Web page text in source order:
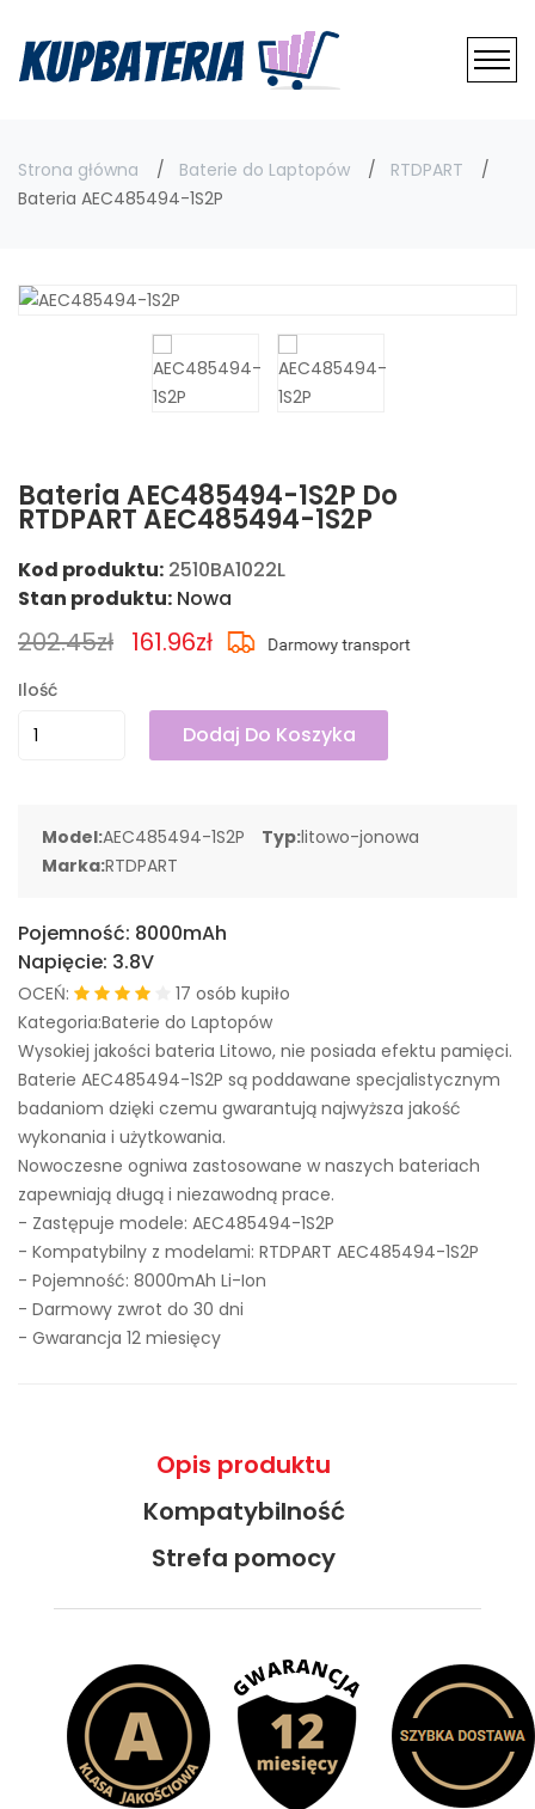
Strona główna Baterie do Laptopów
RTDPART
Bateria AEC485494-1S2P
Bateria AEC485494-1S2P Do
RTDPART AEC485494-1S2P
Kod produktu: 2510BA1022L
Stan produktu: Nowa
202.45zł 161.96zł
Ilość
Dodaj Do Koszyka
Model:AEC485494-1S2P Typ:litowo-jonowa
Marka:RTDPART
Pojemność: 8000mAh
Napięcie: 3.8V
OCEŃ:
17 osób kupiło
Kategoria:Baterie do Laptopów
Wysokiej jakości bateria Litowo, nie posiada efektu pamięci.
Baterie AEC485494-1S2P są poddawane specjalistycznym
badaniom dzięki czemu gwarantują najwyższa jakość
wykonania i użytkowania.
Nowoczesne ogniwa zastosowane w naszych bateriach
zapewniają długą i niezawodną prace.
- Zastępuje modele: AEC485494-1S2P
- Kompatybilny z modelami: RTDPART AEC485494-1S2P
- Pojemność: 8000mAh Li-Ion
- Darmowy zwrot do 30 dni
- Gwarancja 12 miesięcy
Opis produktu
Kompatybilność
Strefa pomocy